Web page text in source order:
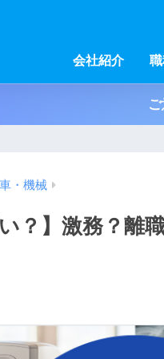
会社紹介
・機械
？】激務？離